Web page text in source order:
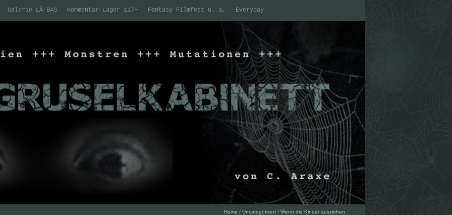
Galerie LÀ-BAS Kommentar-Lager 117+ Fantasy Filmfest u. a. Everyday
Home / Uncategorized / Wenn die Kinder ausziehen